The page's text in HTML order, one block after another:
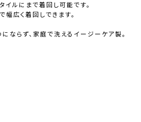
イルにまで着回し可能です。
広く着回しできます。
ならず、家庭で洗えるイージーケア製。